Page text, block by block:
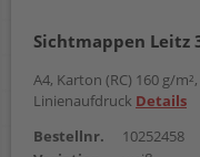
Sichtmappen Leitz
A4, Karton (RC) 160 g/
Linienaufdruck Details
Bestellnr.
10252458